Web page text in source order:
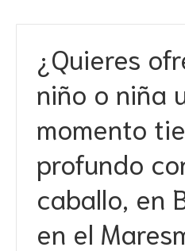
¿Quieres
niño o niña
momento
profundo
caballo, en
en el